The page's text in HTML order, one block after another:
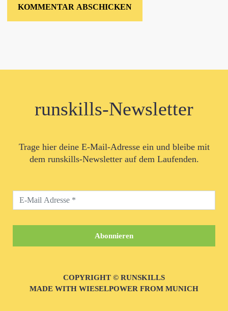
runskills-Newsletter
Trage hier deine E-Mail-Adresse ein und bleibe mit
dem runskills-Newsletter auf dem Laufenden.
COPYRIGHT © RUNSKILLS
MADE WITH WIESELPOWER FROM MUNICH